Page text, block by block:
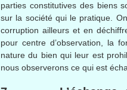
parties constitutivesdes biens
sur la sociétéqui le pratique .
corruptionailleurs et en
pour centre d’observation , la
nature du bien qui leur est
nous observerons ce qui est